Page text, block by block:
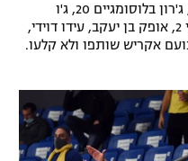
: מייקל יאנג 21, ג'רון בלוסומגיים 20, ג'ו
אלכסנדר 14, זיו בן צבי 6, גל גילנסקי 2, אופק בן יעקב, עידו דוידי,
אקריש שותפו ולא קלעו.